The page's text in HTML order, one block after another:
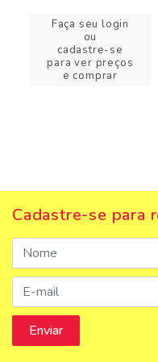
Faça seu login
ou
cadastre-se
para ver preços
e comprar
Cadastre-se para